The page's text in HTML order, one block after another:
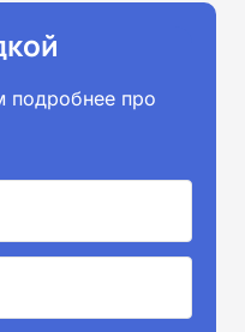
подробнее про